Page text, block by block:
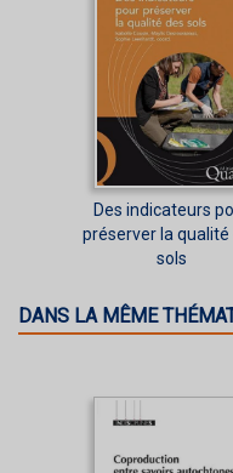
Des indicateurs
préserver la qualité
sols
DANS LA MÊME